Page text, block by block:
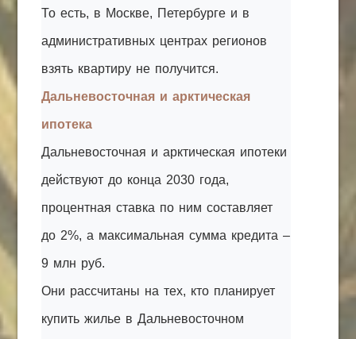
То есть, в Москве, Петербурге и в
административных центрах регионов
взять квартиру не получится.
Дальневосточная и арктическая
ипотека
Дальневосточная и арктическая ипотеки
действуют до конца 2030 года,
процентная ставка по ним составляет
до 2%, а максимальная сумма кредита –
9 млн руб.
Они рассчитаны на тех, кто планирует
купить жилье в Дальневосточном